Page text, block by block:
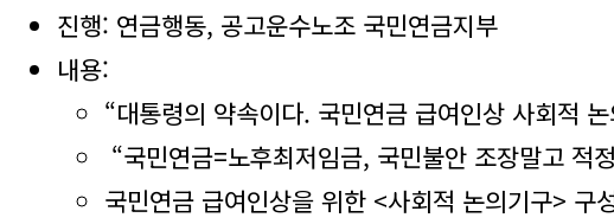
진행: 연금행동, 공고운수노조 국민연금지부
내용:
“대통령의 약속이다. 국민연금 급여인상 사회적
“국민연금=노후최저임금, 국민불안 조장말고 적
국민연금 급여인상을 위한 <사회적 논의기구> 구